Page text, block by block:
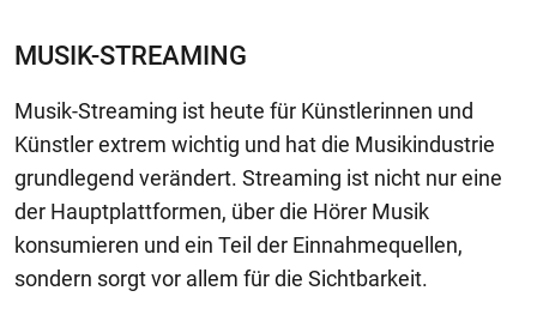
MUSIK-STREAMING
Musik-Streaming ist heute für Künstlerinnen und
Künstler extrem wichtig und hat die Musikindustrie
grundlegend verändert. Streaming ist nicht nur eine
der Hauptplattformen, über die Hörer Musik
konsumieren und ein Teil der Einnahmequellen,
sondern sorgt vor allem für die Sichtbarkeit.